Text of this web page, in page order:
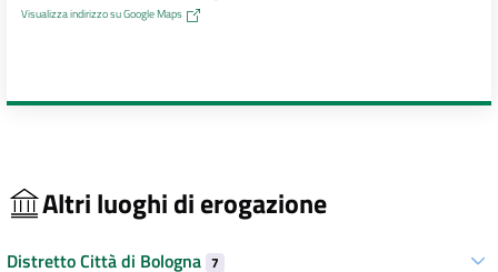
Visualizza indirizzo su Google Maps
Altri luoghi di erogazione
Distretto Città di Bologna 7